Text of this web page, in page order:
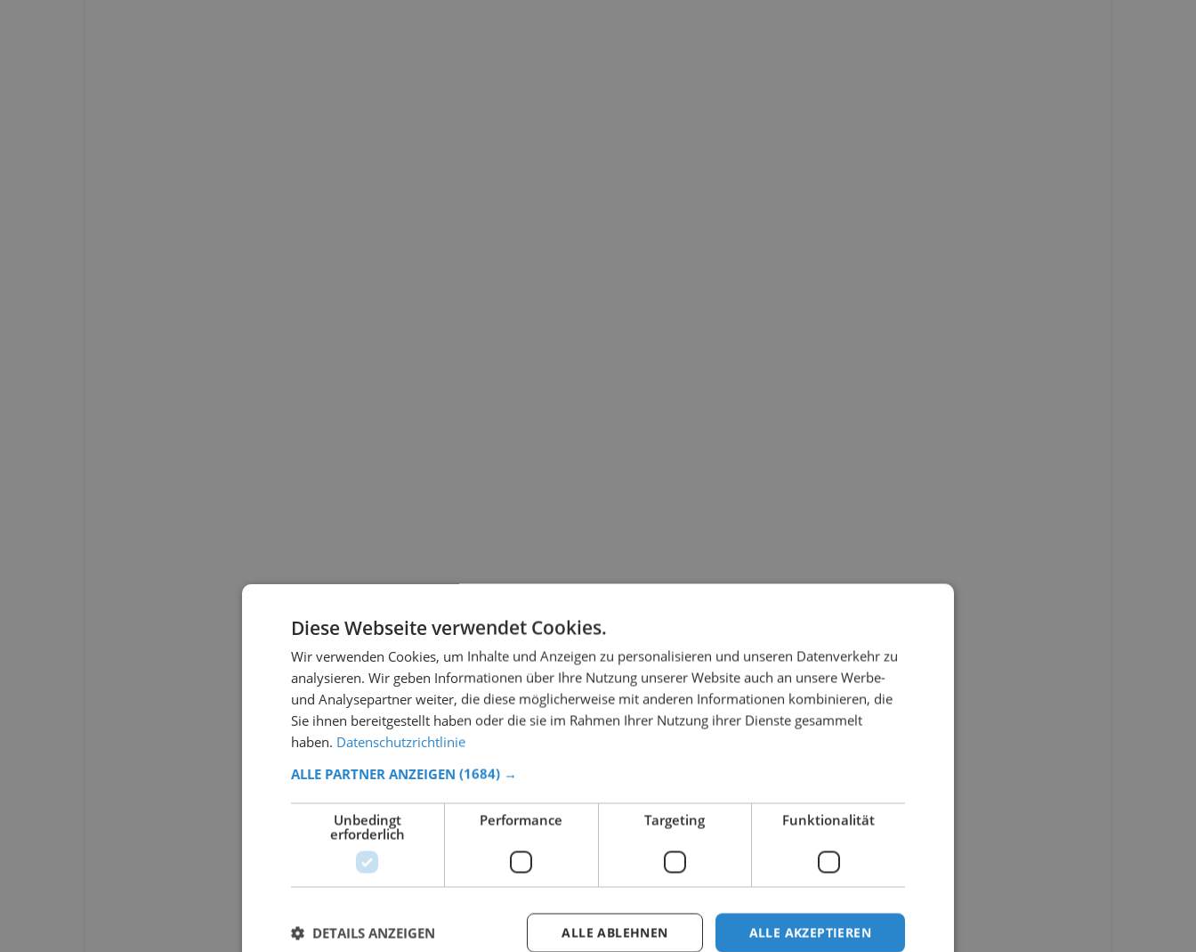
Diese Webseite verwendet Cookies.
Wir verwenden Cookies, um Inhalte und Anzeigen zu personalisieren und unseren Datenverkehr zu
analysieren. Wir geben Informationen über Ihre Nutzung unserer Website auch an unsere Werbe-
und Analysepartner weiter, die diese möglicherweise mit anderen Informationen kombinieren, die
Sie ihnen bereitgestellt haben oder die sie im Rahmen Ihrer Nutzung ihrer Dienste gesammelt
haben. Datenschutzrichtlinie
ALLE PARTNER ANZEIGEN (1684) →
Unbedingt
erforderlich
Performance Targeting Funktionalität
ALLE AKZEPTIEREN
ALLE ABLEHNEN
DETAILS ANZEIGEN